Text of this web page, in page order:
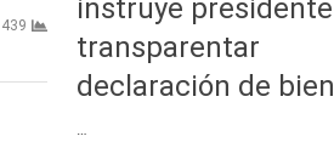
instruye presidente
transparentar
declaración de